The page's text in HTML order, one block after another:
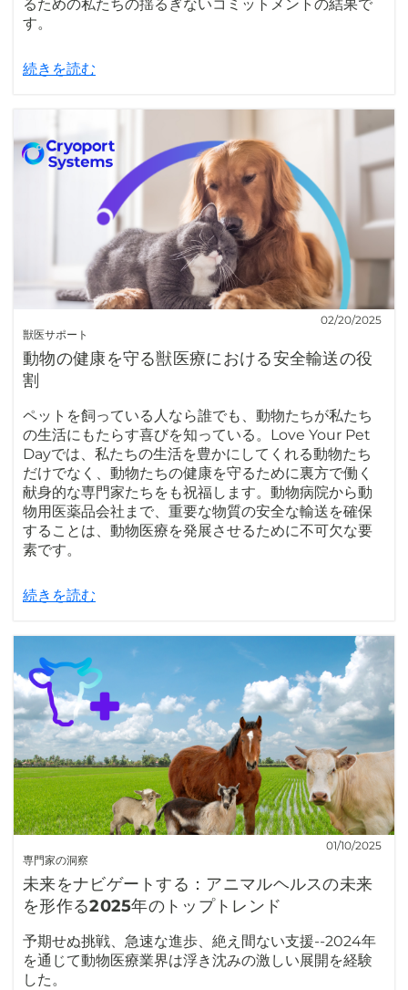
るための私たちの揺るぎないコミットメントの結果で
す。
続きを読む
獣医サポート
02/20/2025
動物の健康を守る獣医療における安全輸送の役
割
ペットを飼っている人なら誰でも、動物たちが私たち
の生活にもたらす喜びを知っている。Love Your Pet
Dayでは、私たちの生活を豊かにしてくれる動物たち
だけでなく、動物たちの健康を守るために裏方で働く
献身的な専門家たちをも祝福します。動物病院から動
物用医薬品会社まで、重要な物質の安全な輸送を確保
することは、動物医療を発展させるために不可欠な要
素です。
続きを読む
専門家の洞察
01/10/2025
未来をナビゲートする：アニマルヘルスの未来
を形作る2025年のトップトレンド
予期せぬ挑戦、急速な進歩、絶え間ない支援--2024年
を通じて動物医療業界は浮き沈みの激しい展開を経験
した。